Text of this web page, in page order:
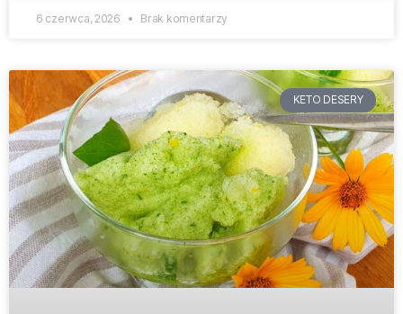
6 czerwca, 2026 Brak komentarzy
KETO DESERY